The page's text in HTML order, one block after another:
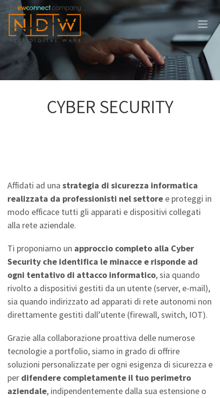
Passa al contenuto
CYBER SECURITY
Affidati ad una strategia di sicurezza informatica
realizzata da professionisti nel settore e proteggi in
modo efficace tutti gli apparati e dispositivi collegati
alla rete aziendale.
Ti proponiamo un approccio completo alla Cyber
Security che identifica le minacce e risponde ad
ogni tentativo di attacco informatico, sia quando
rivolto a dispositivi gestiti da un utente (server, e-mail),
sia quando indirizzato ad apparati di rete autonomi non
direttamente gestiti dall’utente (firewall, switch, IOT).
Grazie alla collaborazione proattiva delle numerose
tecnologie a portfolio, siamo in grado di offrire
soluzioni personalizzate per ogni esigenza di sicurezza e
per difendere completamente il tuo perimetro
aziendale, indipendentemente dalla sua estensione o